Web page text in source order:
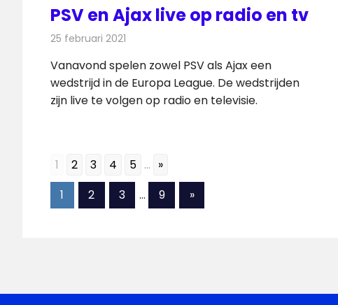
PSV en Ajax live op radio en tv
25 februari 2021
Vanavond spelen zowel PSV als Ajax een
wedstrijd in de Europa League. De wedstrijden
zijn live te volgen op radio en televisie.
1 2 3 4 5 ... »
Berichten
1 2 3 … 9
Volgende
berichten
»